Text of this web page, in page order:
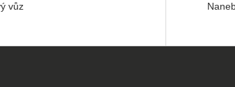
vůz